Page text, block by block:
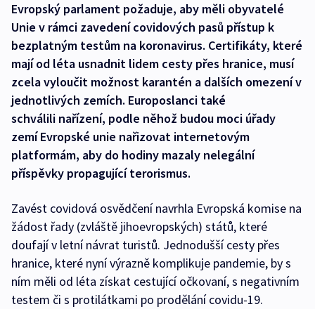
Evropský parlament požaduje, aby měli obyvatelé
Unie v rámci zavedení covidových pasů přístup k
bezplatným testům na koronavirus. Certifikáty, které
mají od léta usnadnit lidem cesty přes hranice, musí
zcela vyloučit možnost karantén a dalších omezení v
jednotlivých zemích. Europoslanci také
schválili nařízení, podle něhož budou moci úřady
zemí Evropské unie nařizovat internetovým
platformám, aby do hodiny mazaly nelegální
příspěvky propagující terorismus.
Zavést covidová osvědčení navrhla Evropská komise na
žádost řady (zvláště jihoevropských) států, které
doufají v letní návrat turistů. Jednodušší cesty přes
hranice, které nyní výrazně komplikuje pandemie, by s
ním měli od léta získat cestující očkovaní, s negativním
testem či s protilátkami po prodělání covidu-19.